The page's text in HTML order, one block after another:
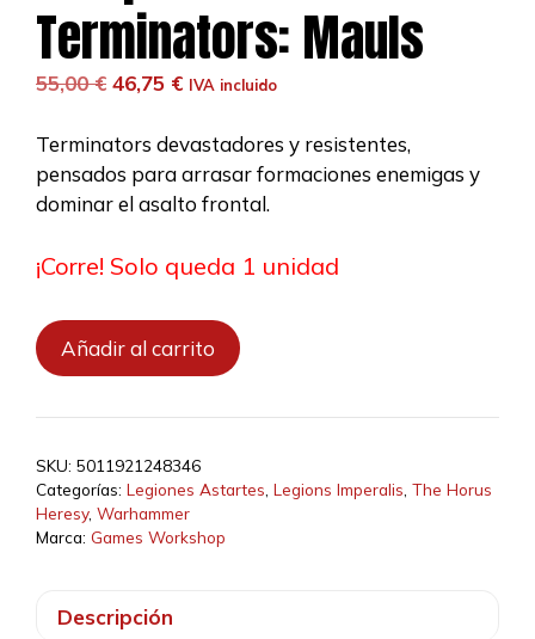
Terminators: Mauls
55,00€ El
original
era:
55,00 €.
46,75 €El
actual
es:
46,75 €.
IVA incluido
Terminators devastadores y resistentes,
pensados para arrasar formaciones enemigas y
dominar el asalto frontal.
¡Corre! Solo queda 1 unidad
Cataphractii
Terminators:
cantidad
Añadir al carrito
SKU: 5011921248346
Categorías: Legiones Astartes Legions Imperalis The Horus
Heresy, Warhammer
Marca: Games Workshop
Descripción